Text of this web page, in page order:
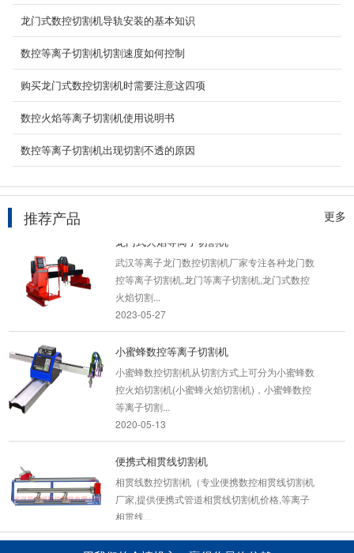
龙门式数控切割机导轨安装的基本知识
数控等离子切割机切割速度如何控制
购买龙门式数控切割机时需要注意这四项
数控火焰等离子切割机使用说明书
数控等离子切割机出现切割不透的原因
更多
推荐产品
龙门式数控火焰切割机
我们郑重承诺： 本公司所售切割机均为配置稳定
的设备，不会随便追逐利润，降低配置。 我们采
取换...
2020-05-13
2000w手持激光焊接机
手持式光纤激光焊接机由一根10米长的光纤连接
手持焊接头，对大的、不易移动的产品可远距离
焊接，因...
武汉等离子龙门数控切割机厂家专注各种龙门数
控等离子切割机,龙门等离子切割机,龙门式数控
火焰切割...
2023-05-27
小蜜蜂数控等离子切割机
小蜜蜂数控切割机从切割方式上可分为小蜜蜂数
控火焰切割机(小蜜蜂火焰切割机)，小蜜蜂数控
等离子切割...
2020-05-13
便携式相贯线切割机
相贯线数控切割机（专业便携数控相贯线切割机
厂家,提供便携式管道相贯线切割机价格,等离子
相贯线...
2023-03-09